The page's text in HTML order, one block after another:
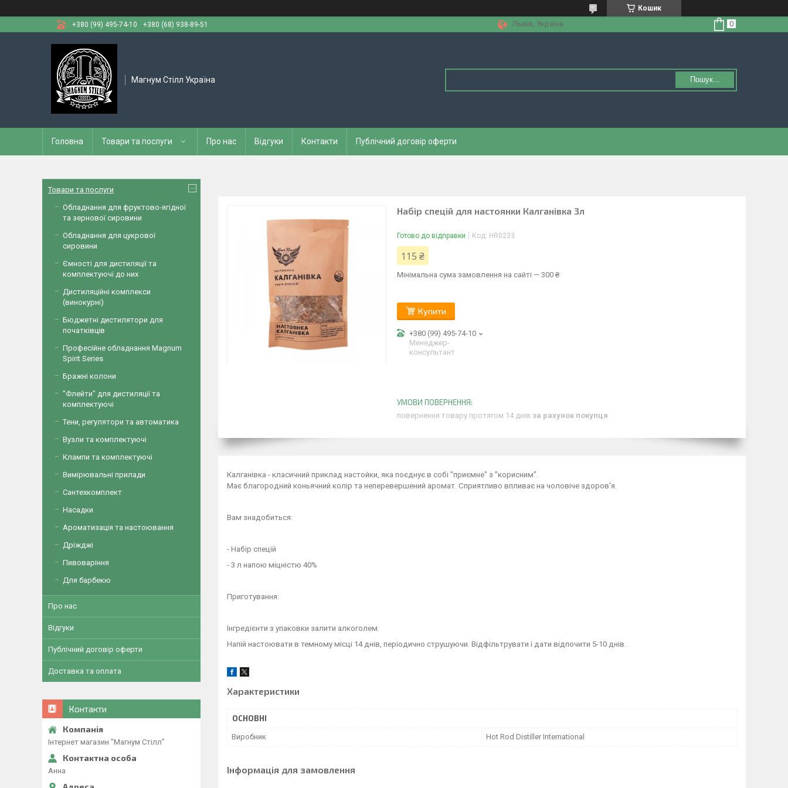
Кошик
+380 (99) 495-74-10
+380 (68) 938-89-51 Львів, Україна
Магнум Стілл Україна Пошук...
Головна Товари та послуги Про нас Відгуки Контакти Публічний договір оферти
Набір спецій для настоянки Калганівка 3л
Готово до відправки Код: HR0233
115 ₴
Мінімальна сума замовлення на сайті — 300 ₴
Купити
+380 (99) 495-74-10
Менеджер-
консультант
повернення товару протягом 14 днів за рахунок покупця
Калганівка - класичний приклад настойки, яка поєднує в собі "приємне" з "корисним".
Має благородний коньячний колір та неперевершений аромат. Сприятливо впливає на чоловіче здоров'я.
Вам знадобиться:
- Набір спецій
- 3 л напою міцністю 40%
Приготування:
Інгредієнти з упаковки залити алкоголем.
Напій настоювати в темному місці 14 днів, періодично струшуючи. Відфільтрувати і дати відпочити 5-10 днів.
Характеристики
ОСНОВНІ
Виробник Hot Rod Distiller International
Інформація для замовлення
Товари та послуги
Обладнання для фруктово-ягідної
та зернової сировини
Обладнання для цукрової
сировини
Ємності для дистиляції та
комплектуючі до них
Дистиляційні комплекси
(винокурні)
Бюджетні дистилятори для
початківців
Професійне обладнання Magnum
Spirit Series
Бражні колони
"Флейти" для дистиляції та
комплектуючі
Тени, регулятори та автоматика
Вузли та комплектуючі
Клампи та комплектуючі
Вимірювальні прилади
Сантехкомплект
Насадки
Ароматизація та настоювання
Дріжджі
Пивоваріння
Для барбекю
Про нас
Відгуки
Публічний договір оферти
Доставка та оплата
Контакти
Інтернет магазин "Магнум Стілл"
Анна